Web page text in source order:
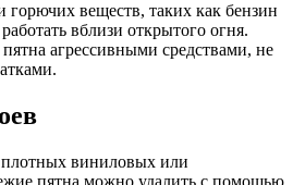
горючих веществ, таких как бензин
вблизи открытого огня.
пятна агрессивными средствами, не
плотных виниловых или